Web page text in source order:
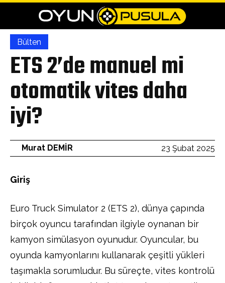
Bülten
ETS 2’de manuel mi
otomatik vites daha
iyi?
23 Şubat 2025
Murat DEMİR
Giriş
Euro Truck Simulator 2 (ETS 2), dünya çapında
birçok oyuncu tarafından ilgiyle oynanan bir
kamyon simülasyon oyunudur. Oyuncular, bu
oyunda kamyonlarını kullanarak çeşitli yükleri
taşımakla sorumludur. Bu süreçte, vites kontrolü